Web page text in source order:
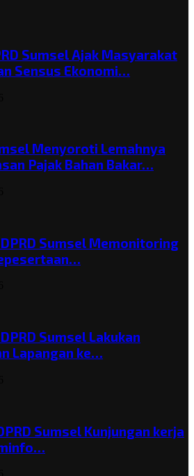
Sumsel Ajak Masyarakat
Sensus Ekonomi…
Menyoroti Lemahnya
Pajak Bahan Bakar…
Sumsel Memonitoring
Sumsel Lakukan
Lapangan ke…
Sumsel Kunjungan kerja